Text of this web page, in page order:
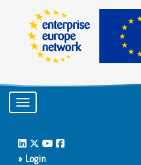
Toggle navigation
LinkedIn
Twitter
Youtube
Facebook
» Login